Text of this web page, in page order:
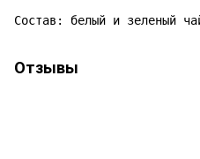
Состав: белый и зеленый
Отзывы